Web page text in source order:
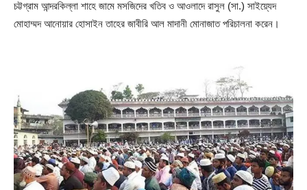
চট্টগ্রাম আন্দরকিল্লা শাহে জামে মসজিদের খতিব ও আওলাদে রাসুল (সা.) সাইয়্যেদ
মোহাম্মদ আনোয়ার হোসাইন তাহের জাবীরি আল মাদানী মোনাজাত পরিচালনা করেন।